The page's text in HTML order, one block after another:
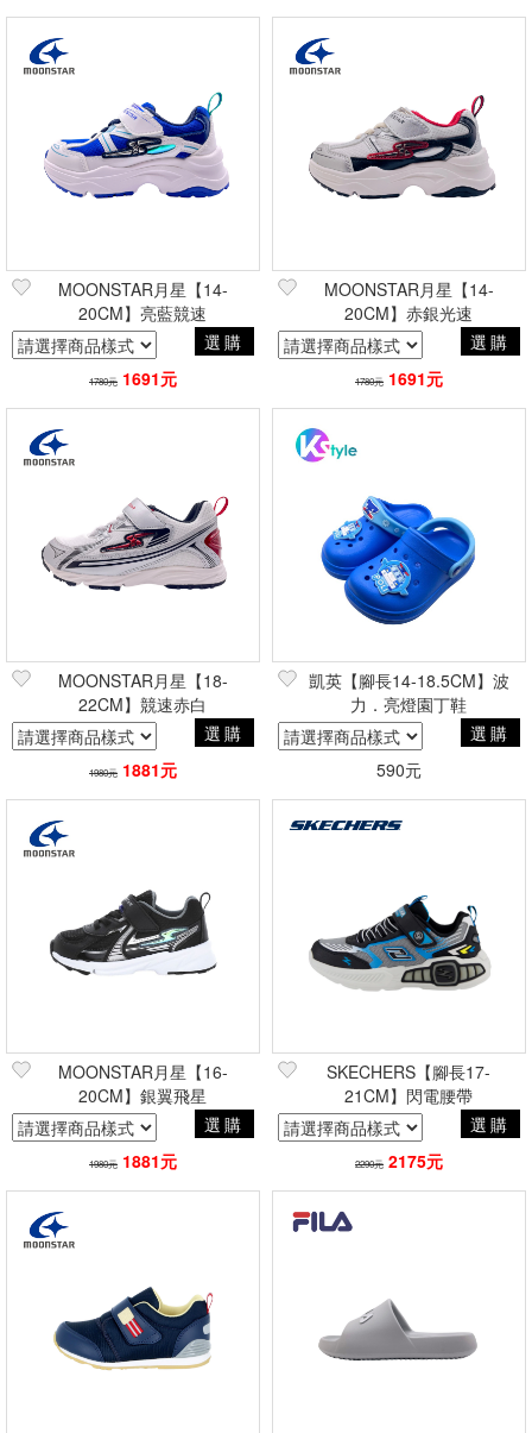
MOONSTAR月星【14-
20CM】亮藍競速
選購
1780元 1691元
MOONSTAR月星【14-
20CM】赤銀光速
選購
1780元 1691元
MOONSTAR月星【18-
22CM】競速赤白
選購
1980元 1881元
凱英【腳長14-18.5CM】波
力．亮燈園丁鞋
選購
590元
MOONSTAR月星【16-
20CM】銀翼飛星
選購
1980元 1881元
SKECHERS【腳長17-
21CM】閃電腰帶
選購
2290元 2175元